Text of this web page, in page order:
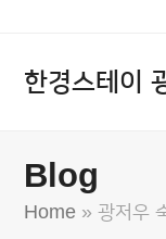
한경스테이
Blog
Home »광저우